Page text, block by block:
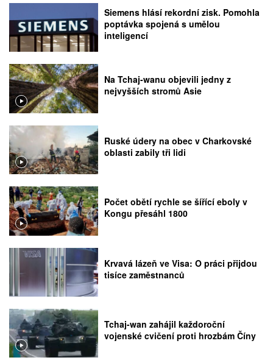
Siemens hlásí rekordní zisk. Pomohla
poptávka spojená s umělou
inteligencí
Na Tchaj-wanu objevili jedny z
nejvyšších stromů Asie
Ruské údery na obec v Charkovské
oblasti zabily tři lidi
Počet obětí rychle se šířící eboly v
Kongu přesáhl 1800
Krvavá lázeň ve Visa: O práci přijdou
tisíce zaměstnanců
Tchaj-wan zahájil každoroční
vojenské cvičení proti hrozbám Číny